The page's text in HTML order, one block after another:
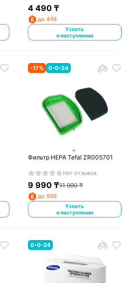
4 490 ₸
до 449
Узнать
о поступлении
-17% 0-0-24
Фильтр HEPA Tefal ZR005701
Нет отзывов
9 990 ₸11 990₸
до 999
Узнать
о поступлении
0-0-24